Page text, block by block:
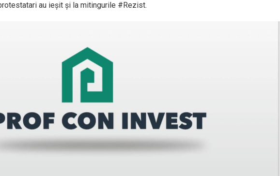
au ieșit și la mitingurile #Rezist.